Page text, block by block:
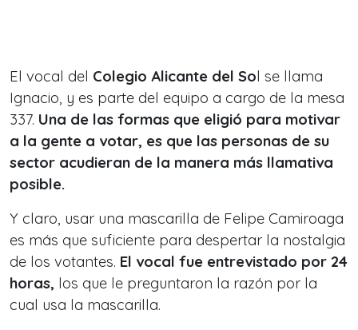
El vocal del Colegio Alicante del Sol se llama
Ignacio, y es parte del equipo a cargo de la mesa
337. Una de las formas que eligió para motivar
a la gente a votar, es que las personas de su
sector acudieran de la manera más llamativa
posible.
Y claro, usar una mascarilla de Felipe Camiroaga
es más que suficiente para despertar la nostalgia
de los votantes. El vocal fue entrevistado por 24
horas, los que le preguntaron la razón por la
cual usa la mascarilla.